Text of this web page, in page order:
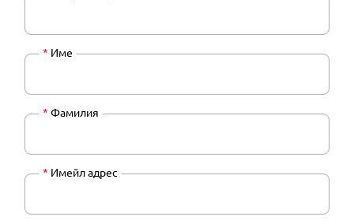
* Име
* Фамилия
* Имейл адрес